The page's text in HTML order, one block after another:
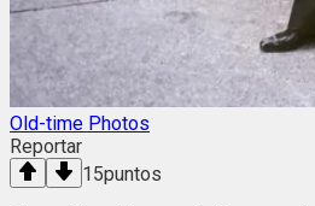
Old-time Photos
Reportar
15puntos